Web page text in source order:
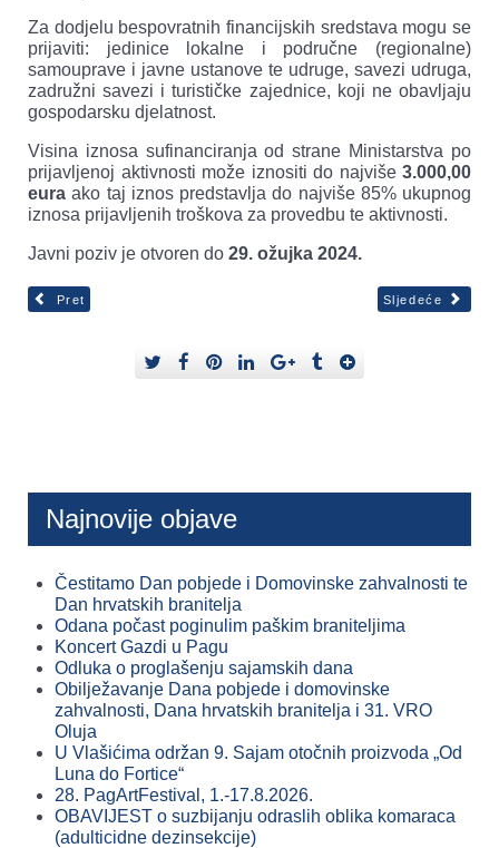
Za dodjelu bespovratnih financijskih sredstava mogu se
prijaviti: jedinice lokalne i područne (regionalne)
samouprave i javne ustanove te udruge, savezi udruga,
zadružni savezi i turističke zajednice, koji ne obavljaju
gospodarsku djelatnost.
Visina iznosa sufinanciranja od strane Ministarstva po
prijavljenoj aktivnosti može iznositi do najviše 3.000,00
eura ako taj iznos predstavlja do najviše 85% ukupnog
iznosa prijavljenih troškova za provedbu te aktivnosti.
Javni poziv je otvoren do 29. ožujka 2024.
Pret Sljedeće
Najnovije objave
Čestitamo Dan pobjede i Domovinske zahvalnosti te
Dan hrvatskih branitelja
Odana počast poginulim paškim braniteljima
Koncert Gazdi u Pagu
Odluka o proglašenju sajamskih dana
Obilježavanje Dana pobjede i domovinske
zahvalnosti, Dana hrvatskih branitelja i 31. VRO
Oluja
U Vlašićima održan 9. Sajam otočnih proizvoda „Od
Luna do Fortice“
28. PagArtFestival, 1.-17.8.2026.
OBAVIJEST o suzbijanju odraslih oblika komaraca
(adulticidne dezinsekcije)